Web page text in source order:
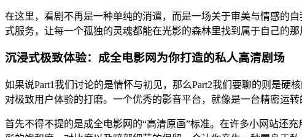
在这里，看剧不再是一种单纯的消遣，而是一场关于审美与情感的
式服务，让每一个孤独的灵魂都能在光影的森林里找到属于自己的那
沉浸式极致体验：成全电影网为你打造的私人高清剧场
如果说Part1我们讨论的是情怀与初见，那么Part2我们要聊的则是
对极致用户体验的打磨。一个优秀的影音平台，就像是一台精密运
首先不得不提的是成全电影网的“高清原画”标准。在许多小网站还